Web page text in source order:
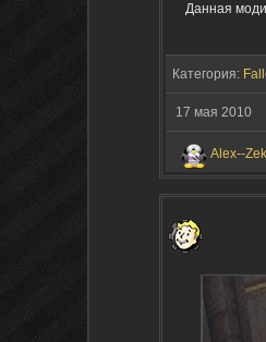
Данная
Категория:
17 мая 2010
Alex--Zek